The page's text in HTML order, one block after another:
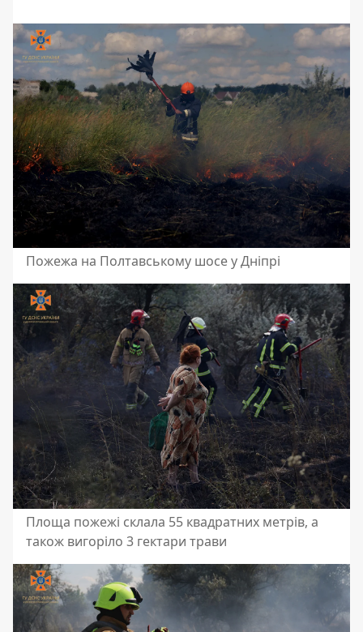
Пожежа на Полтавському шосе у Дніпрі
Площа пожежі склала 55 квадратних метрів, а
також вигоріло 3 гектари трави